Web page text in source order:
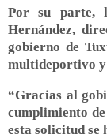
Por su parte,
Hernández,
gobierno de
multideportivo y
“Gracias al
cumplimiento de
esta solicitud se